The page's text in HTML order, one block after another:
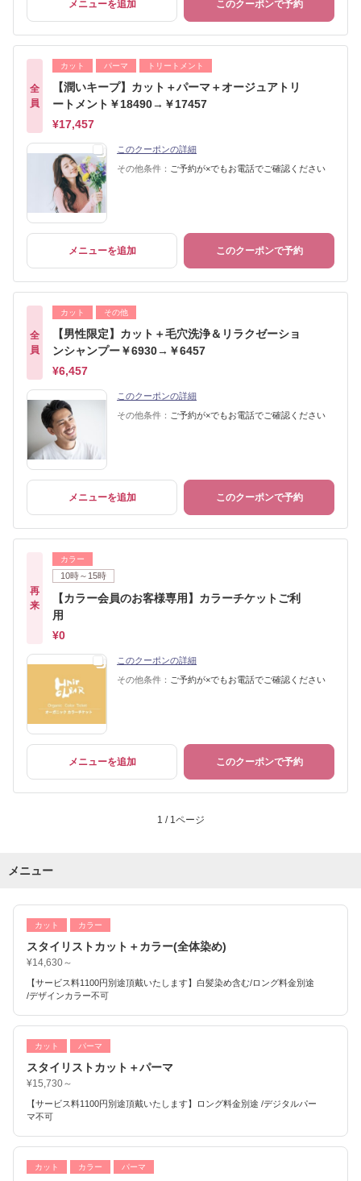
メニューを追加 このクーポンで予約
全
員
カット パーマ トリートメント
【潤いキープ】カット＋パーマ＋オージュアトリ
ートメント￥18490→￥17457
¥17,457
このクーポンの詳細
その他条件： ご予約が×でもお電話でご確認ください
メニューを追加 このクーポンで予約
全
員
カット その他
【男性限定】カット＋毛穴洗浄＆リラクゼーショ
ンシャンプー￥6930→￥6457
¥6,457
このクーポンの詳細
その他条件： ご予約が×でもお電話でご確認ください
メニューを追加 このクーポンで予約
再
来
カラー
10時～15時
【カラー会員のお客様専用】カラーチケットご利
用
¥0
このクーポンの詳細
その他条件： ご予約が×でもお電話でご確認ください
メニューを追加 このクーポンで予約
1 / 1ページ
メニュー
カット カラー
スタイリストカット＋カラー(全体染め)
¥14,630～
【サービス料1100円別途頂戴いたします】白髪染め含む/ロング料金別途
/デザインカラー不可
カット パーマ
スタイリストカット＋パーマ
¥15,730～
【サービス料1100円別途頂戴いたします】ロング料金別途 /デジタルパー
マ不可
カット カラー パーマ